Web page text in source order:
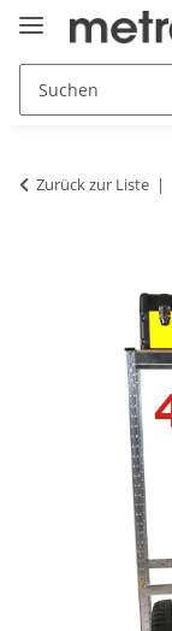
Zurück zur Liste